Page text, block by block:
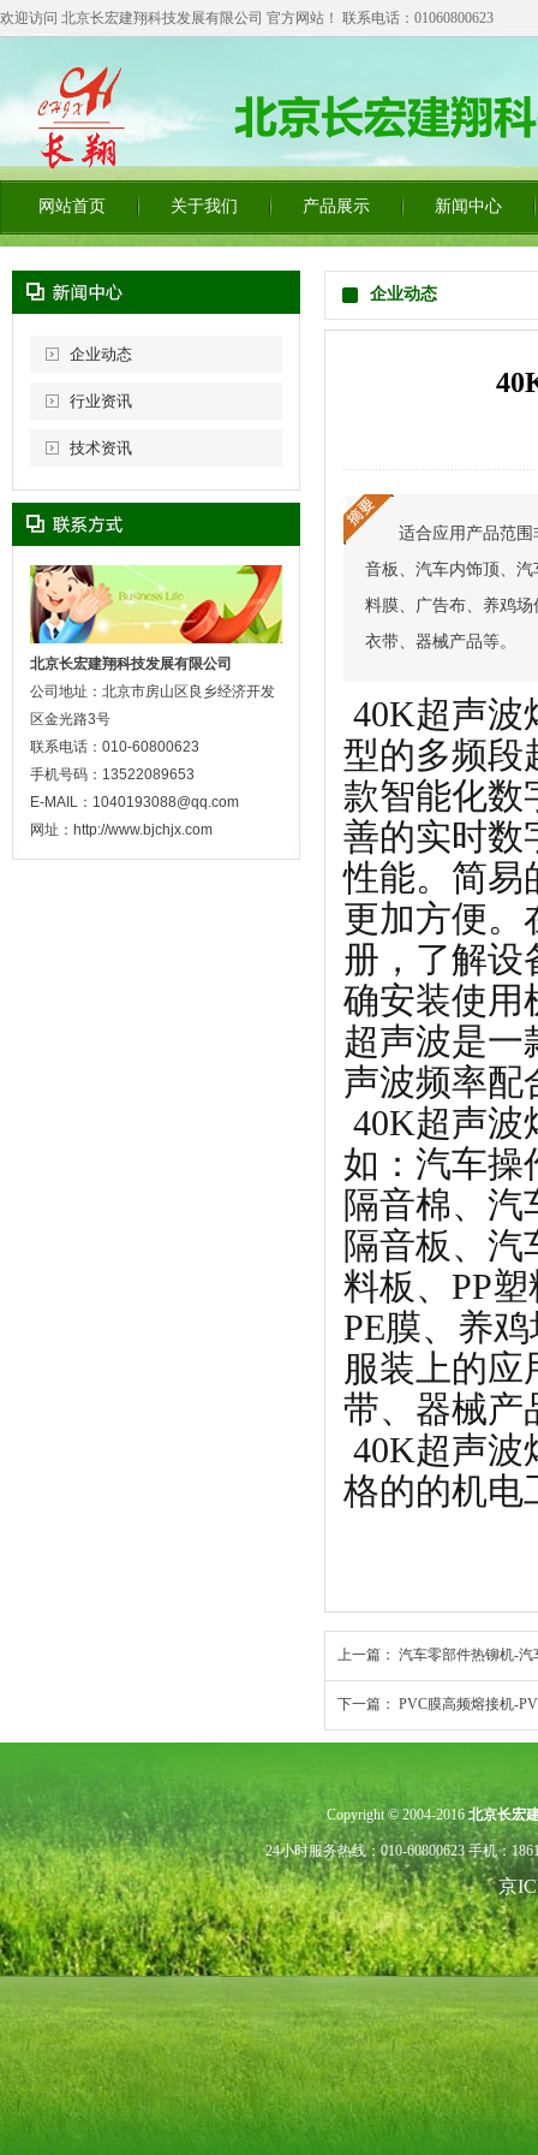
欢迎访问 北京长宏建翔科技发展有限公司 官方网站！ 联系电话：01060800623
网站首页 关于我们 产品展示 新闻中心
企业动态
行业资讯
技术资讯
北京长宏建翔科技发展有限公司
公司地址：北京市房山区良乡经济开发
区金光路3号
联系电话：010-60800623
手机号码：13522089653
E-MAIL：1040193088@qq.com
网址：http://www.bjchjx.com
企业动态
适合应用产品范
音板、汽车内饰顶、
料膜、广告布、养鸡
衣带、器械产品等。
40K超声波
型的多频段
款智能化数
善的实时数
性能。简易
更加方便。
册，了解设
确安装使用
超声波是一
声波频率配
40K超声波
如：汽车操
隔音棉、汽
隔音板、汽
料板、PP
PE膜、养
服装上的应
带、器械产
40K超声波
格的的机电
上一篇： 汽车零部件热铆机-
下一篇： PVC膜高频熔接机-
Copyright © 2004-2016 北京长宏
24小时服务热线：010-60800623 手机：
京